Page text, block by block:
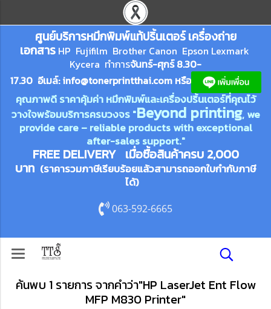
ศูนย์บริการหมึกพิมพ์แท้ปริ้นเตอร์ เครื่องถ่าย
เอกสาร HP Fujifilm Brother Canon Epson Lexmark
Kycera ทำการจันทร์-ศุกร์ 8.30-
17.30 อีเมล์:info@tonerprintthai.com หรือ
คุณภาพดี ราคาคุ้มค่า หมึกพิมพ์และเครื่องปริ้นเตอร์ที่คุณไว้
วางใจพร้อมบริการครบวงจร "Beyond printing, we
provide care – reliable products with exceptional
after-sales support."
FREE DELIVERY เมื่อซื้อสินค้าครบ 2,000
บาท (ราคารวมภาษีเรียบร้อยแล้วสามารถออกใบกำกับภาษี
ได้)
063-592-6665
ค้นพบ 1 รายการ จากคำว่า"HP LaserJet Ent Flow
MFP M830 Printer"